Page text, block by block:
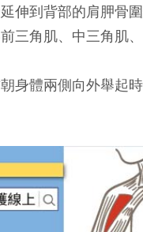
伸到背部的肩胛骨
三角肌、中三角肌、
身體兩側向外舉起時